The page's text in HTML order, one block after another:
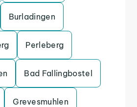
Burladingen
Perleberg
Bad Fallingbostel
Grevesmuhlen